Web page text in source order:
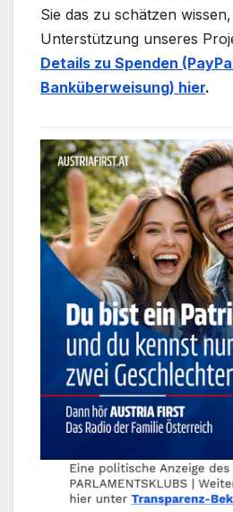
Sie das zu schätzen
Unterstützung unseres
Details zu Spenden
Banküberweisung) hier.